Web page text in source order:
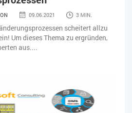
09.06.2021 3 MIN.
scheitert allzu
Um dieses Thema zu ergründen,
aus....